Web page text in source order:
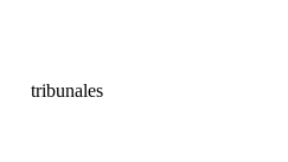
tribunales